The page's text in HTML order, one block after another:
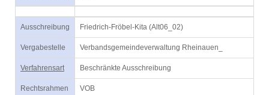
Ausschreibung Friedrich-Fröbel-Kita (Alt06_02)
Vergabestelle Verbandsgemeindeverwaltung Rheinauen_
Verfahrensart Beschränkte Ausschreibung
Rechtsrahmen VOB